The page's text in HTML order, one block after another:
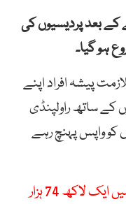
کے بعد پردیسیوں کی
ہو گیا۔
پیشہ افراد اپنے
کے ساتھ راولپنڈی
کو واپس پہنچ رہے
سیاحتی مقامات پر عید کے دو دنوں میں ایک لاکھ 74 ہزار